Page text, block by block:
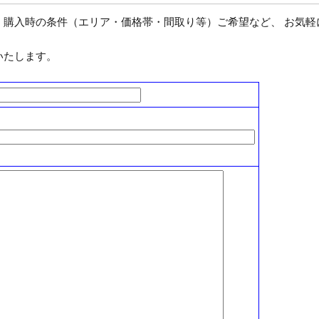
入時の条件（エリア・価格帯・間取り等）ご希望など、 お気軽
します。